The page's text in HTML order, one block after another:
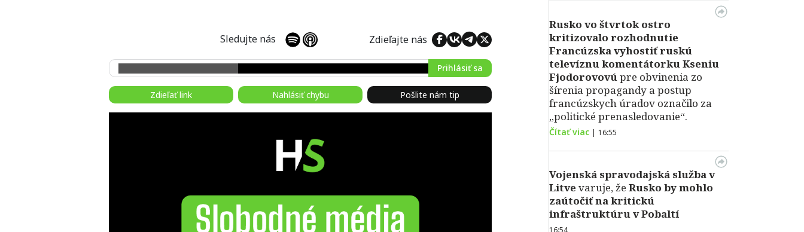
Sledujte nás Zdieľajte nás
Prihlásiť sa
Zdieľať link Nahlásiť chybu Pošlite nám tip
Rusko vo štvrtok ostro
kritizovalo rozhodnutie
Francúzska vyhostiť ruskú
televíznu komentátorku Kseniu
Fjodorovovúpre obvinenia zo
šírenia propagandy a postup
francúzskych úradov označilo za
„politické prenasledovanie“.
Čítať viac | 16:55
Vojenská spravodajská služba v
Litve varuje, že Rusko by mohlo
zaútočiť na kritickú
infraštruktúru v Pobaltí
16:54